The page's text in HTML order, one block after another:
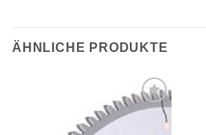
ÄHNLICHE PRODUKTE